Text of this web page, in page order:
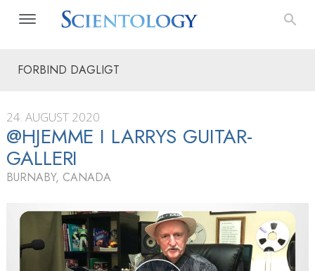
FORBIND DAGLIGT
24. AUGUST 2020
@HJEMME I LARRYS GUITAR-
GALLERI
BURNABY, CANADA